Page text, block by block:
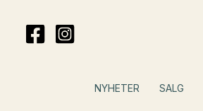
NYHETER SALG